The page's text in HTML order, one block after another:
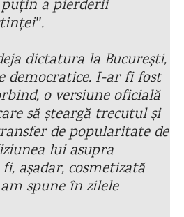
a pierderii
dictatura la București,
democratice. I-ar fi fost
o versiune oficială
să șteargă trecutul și
de popularitate de
lui asupra
așadar, cosmetizată
spune în zilele